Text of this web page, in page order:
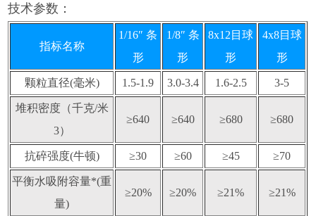
技术参数：
指标名称
1/16″ 条
形
1/8″ 条
形
8x12目球
形
4x8目球
形
颗粒直径(毫米) 1.5-1.9 3.0-3.4 1.6-2.5 3-5
堆积密度（千克/米
3）
≥640 ≥640 ≥680 ≥680
抗碎强度(牛顿) ≥30 ≥60 ≥45 ≥70
平衡水吸附容量*(重
量)
≥20% ≥20% ≥21% ≥21%